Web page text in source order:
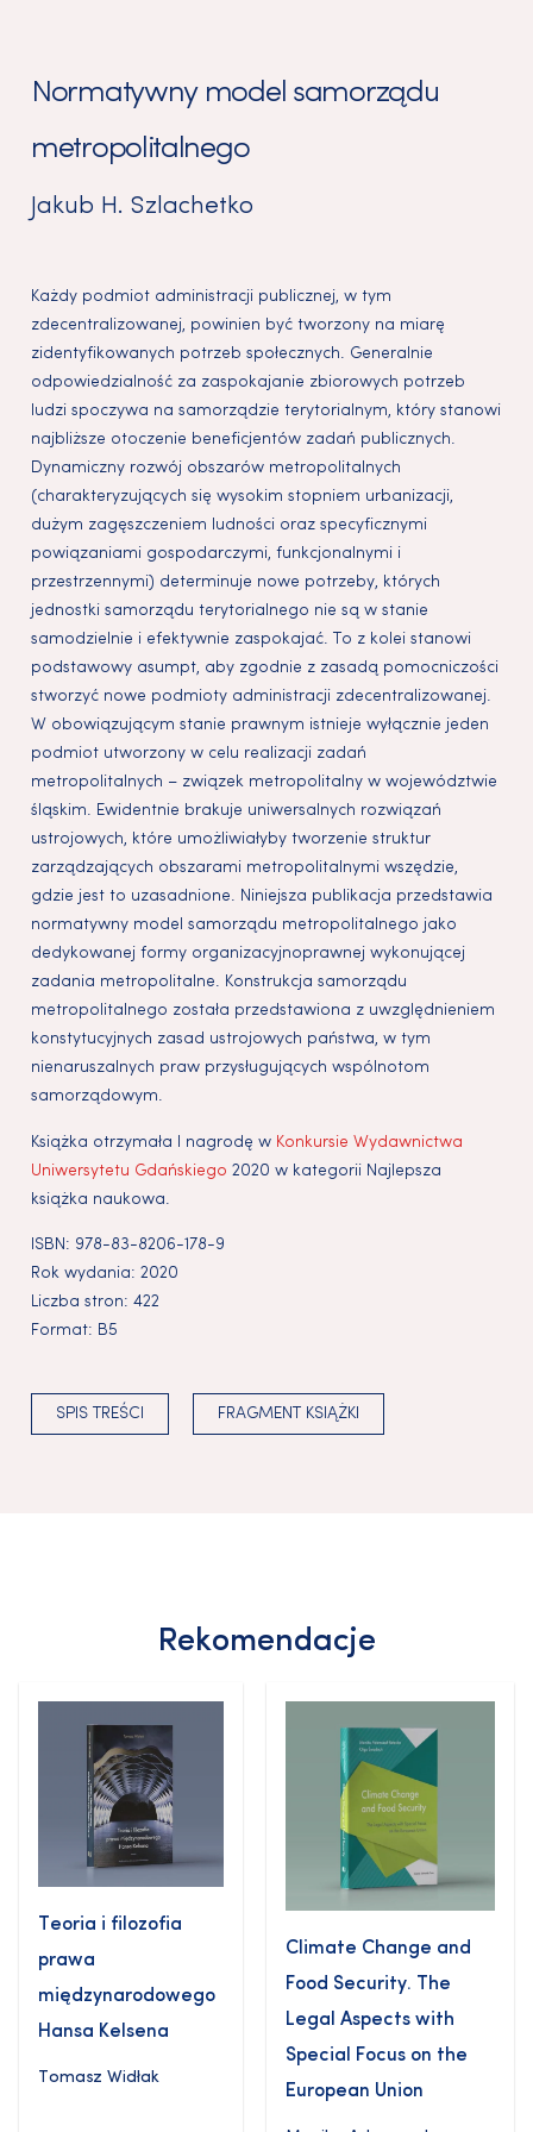
Normatywny model samorządu
metropolitalnego
Jakub H. Szlachetko
Każdy podmiot administracji publicznej, w tym
zdecentralizowanej, powinien być tworzony na miarę
zidentyfikowanych potrzeb społecznych. Generalnie
odpowiedzialność za zaspokajanie zbiorowych potrzeb
ludzi spoczywa na samorządzie terytorialnym, który stanowi
najbliższe otoczenie beneficjentów zadań publicznych.
Dynamiczny rozwój obszarów metropolitalnych
(charakteryzujących się wysokim stopniem urbanizacji,
dużym zagęszczeniem ludności oraz specyficznymi
powiązaniami gospodarczymi, funkcjonalnymi i
przestrzennymi) determinuje nowe potrzeby, których
jednostki samorządu terytorialnego nie są w stanie
samodzielnie i efektywnie zaspokajać. To z kolei stanowi
podstawowy asumpt, aby zgodnie z zasadą pomocniczości
stworzyć nowe podmioty administracji zdecentralizowanej.
W obowiązującym stanie prawnym istnieje wyłącznie jeden
podmiot utworzony w celu realizacji zadań
metropolitalnych – związek metropolitalny w województwie
śląskim. Ewidentnie brakuje uniwersalnych rozwiązań
ustrojowych, które umożliwiałyby tworzenie struktur
zarządzających obszarami metropolitalnymi wszędzie,
gdzie jest to uzasadnione. Niniejsza publikacja przedstawia
normatywny model samorządu metropolitalnego jako
dedykowanej formy organizacyjnoprawnej wykonującej
zadania metropolitalne. Konstrukcja samorządu
metropolitalnego została przedstawiona z uwzględnieniem
konstytucyjnych zasad ustrojowych państwa, w tym
nienaruszalnych praw przysługujących wspólnotom
samorządowym.
Książka otrzymała I nagrodę w Konkursie Wydawnictwa
Uniwersytetu Gdańskiego 2020 w kategorii Najlepsza
książka naukowa.
ISBN: 978-83-8206-178-9
Rok wydania: 2020
Liczba stron: 422
Format: B5
SPIS TREŚCI FRAGMENT KSIĄŻKI
Rekomendacje
Teoria i filozofia
prawa
międzynarodowego
Hansa Kelsena
Tomasz Widłak
Climate Change and
Food Security. The
Legal Aspects with
Special Focus on the
European Union